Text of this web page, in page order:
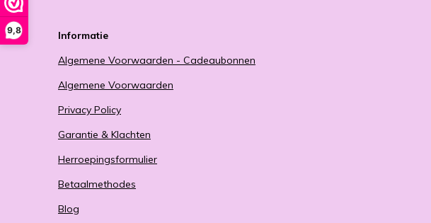
9,8
Informatie
Algemene Voorwaarden - Cadeaubonnen
Algemene Voorwaarden
Privacy Policy
Garantie & Klachten
Herroepingsformulier
Betaalmethodes
Blog